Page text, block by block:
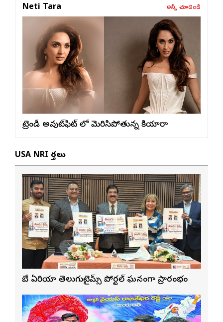
Neti Tara అన్నీ చూడండి
ట్రెండీ అవుట్‌ఫిట్ లో మెరిసిపోతున్న కియారా
USA NRI వార్తలు
బే ఏరియా తెలుగుటైమ్స్ పోర్టల్ ఘనంగా ప్రారంభం